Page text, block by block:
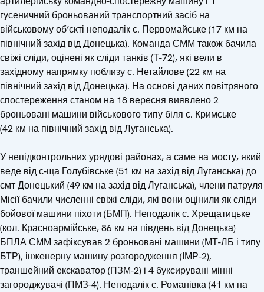
гусеничний броньований транспортний засіб на
військовому об’єкті неподалік с. Первомайське (17 км на
північний захід від Донецька). Команда СММ також бачила
свіжі сліди, оцінені як сліди танків (Т-72), які вели в
західному напрямку поблизу с. Нетайлове (22 км на
північний захід від Донецька). На основі даних повітряного
спостереження станом на 18 вересня виявлено 2
броньовані машини військового типу біля с. Кримське
(42 км на північний захід від Луганська).
У непідконтрольних урядові районах, а саме на мосту, який
веде від с-ща Голубівське (51 км на захід від Луганська) до
смт Донецький (49 км на захід від Луганська), члени патруля
Місії бачили численні свіжі сліди, які вони оцінили як сліди
бойової машини піхоти (БМП). Неподалік с. Хрещатицьке
(кол. Красноармійське, 86 км на південь від Донецька)
БПЛА СММ зафіксував 2 броньовані машини (МТ-ЛБ і типу
БТР), інженерну машину розгородження (ІМР-2),
траншейний екскаватор (ПЗМ-2) і 4 буксирувані мінні
загороджувачі (ПМЗ-4). Неподалік с. Романівка (41 км на